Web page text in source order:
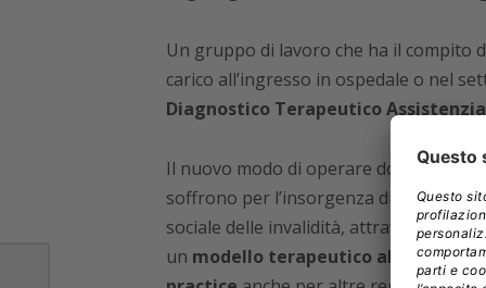
Un gruppo di lavoro che ha il compito
carico all’ingresso in ospedale o nel
Diagnostico Terapeutico
Il nuovo modo di operare dovrebbe
soffrono per l’insorgenza di accidenti
sociale delle invalidità, attraverso la
un modello terapeutico